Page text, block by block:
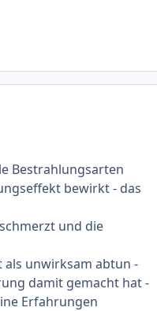
Bestrahlungsarten
bewirkt - das
und die
als unwirksam abtun -
damit gemacht hat -
Erfahrungen